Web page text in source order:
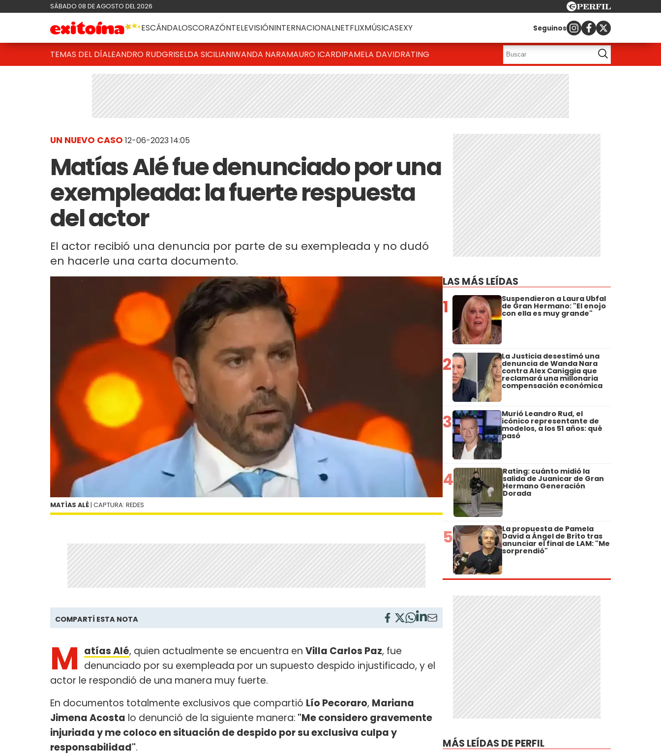
SÁBADO 08 DE AGOSTO DEL 2026
ESCÁNDALOSCORAZÓNTELEVISIÓNINTERNACIONALNETFLIXMÚSICASEXY Seguinos
TEMAS DEL DÍALEANDRO RUDGRISELDA SICILIANIWANDA NARAMAURO ICARDIPAMELA DAVIDRATING
UN NUEVO CASO 12-06-2023 14:05
Matías Alé fue denunciado por una
exempleada: la fuerte respuesta
del actor
El actor recibió una denuncia por parte de su exempleada y no dudó
en hacerle una carta documento.
MATÍAS ALÉ | CAPTURA: REDES
COMPARTÍ ESTA NOTA
M atías Alé, quien actualmente se encuentra en Villa Carlos Paz, fue
denunciado por su exempleada por un supuesto despido injustificado, y el
actor le respondió de una manera muy fuerte.
En documentos totalmente exclusivos que compartió Lío Pecoraro, Mariana
Jimena Acosta lo denunció de la siguiente manera: "Me considero gravemente
injuriada y me coloco en situación de despido por su exclusiva culpa y
responsabilidad".
LAS MÁS LEÍDAS
1 Suspendieron a Laura Ubfal
de Gran Hermano: "El enojo
con ella es muy grande"
2 La Justicia desestimó una
denuncia de Wanda Nara
contra Alex Caniggia que
reclamará una millonaria
compensación económica
3 Murió Leandro Rud, el
icónico representante de
modelos, a los 51 años: qué
pasó
4 Rating: cuánto midió la
salida de Juanicar de Gran
Hermano Generación
Dorada
5 La propuesta de Pamela
David a Ángel de Brito tras
anunciar el final de LAM: "Me
sorprendió"
MÁS LEÍDAS DE PERFIL